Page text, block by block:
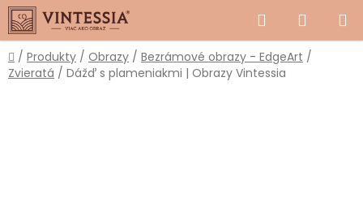
Prejsť
na
obsah
Hľadať
KOŠÍK
Domov
/ Produkty / Obrazy / Bezrámové obrazy - EdgeArt /
Zvieratá / Dážď s plameniakmi | Obrazy Vintessia